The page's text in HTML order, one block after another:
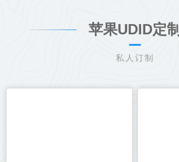
苹果UDID定制
私人订制